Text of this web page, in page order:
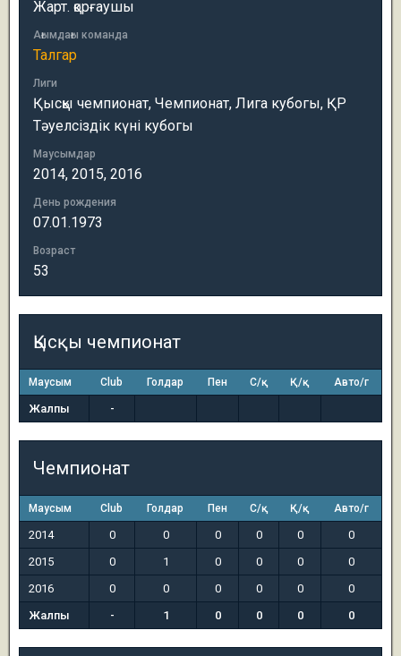
Жарт. қорғаушы
Ағымдағы команда
Талгар
Лиги
Қысқы чемпионат, Чемпионат, Лига кубогы, ҚР
Тәуелсіздік күні кубогы
Маусымдар
2014, 2015, 2016
День рождения
07.01.1973
Возраст
53
Қысқы чемпионат
Маусым Club Голдар Пен С/қ Қ/қ Авто/г
Жалпы -
Чемпионат
Маусым Club Голдар Пен С/қ Қ/қ Авто/г
2014 0 0 0 0 0
0
2015
0 1 0 0 0
0
2016
0 0 0 0 0
0
Жалпы
- 1 0 0 0 0